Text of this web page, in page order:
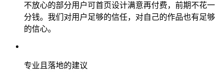
不放心的部分用户可首页设计满意再付费，前期不花一
分钱。我们对用户足够的信任，对自己的作品也有足够
的信心。
专业且落地的建议